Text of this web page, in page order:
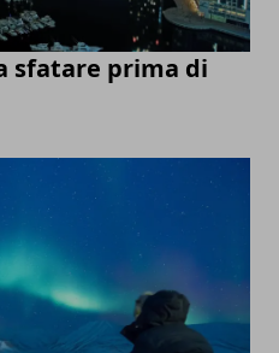
sfatare prima di